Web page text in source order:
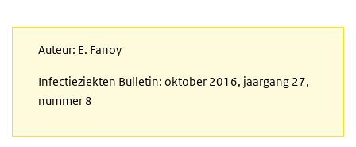
Auteur: E. Fanoy
Infectieziekten Bulletin: oktober 2016, jaargang 27,
nummer 8